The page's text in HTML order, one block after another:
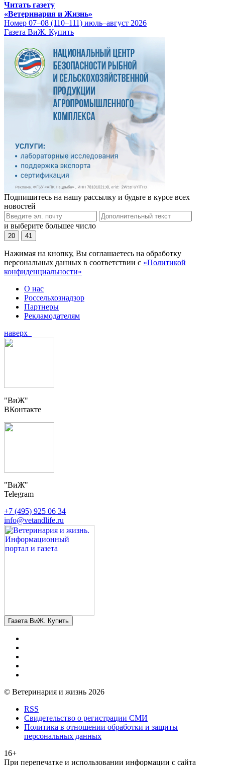
Читать газету
«Ветеринария и Жизнь»
Номер 07–08 (110–111) июль–август 2026
Газета ВиЖ. Купить
Подпишитесь на нашу рассылку и будьте в курсе всех
новостей
и выберите большее число
20 41
Нажимая на кнопку, Вы соглашаетесь на обработку
персональных данных в соответствии с «Политикой
конфиденциальности»
О нас
Россельхознадзор
Партнеры
Рекламодателям
наверх
"ВиЖ"
ВКонтакте
"ВиЖ"
Telegram
+7 (495) 925 06 34
info@vetandlife.ru
Газета ВиЖ. Купить
© Ветеринария и жизнь 2026
RSS
Свидетельство о регистрации СМИ
Политика в отношении обработки и защиты
персональных данных
16+
При перепечатке и использовании информации с сайта